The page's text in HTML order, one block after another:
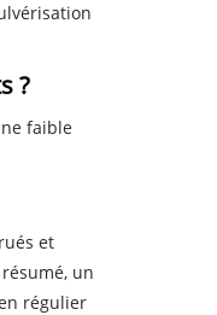
?
faible
et
un
régulier